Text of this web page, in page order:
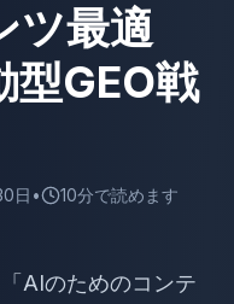
ツ最適
型GEO戦
日 • 10分で読めます
AIのためのコンテ